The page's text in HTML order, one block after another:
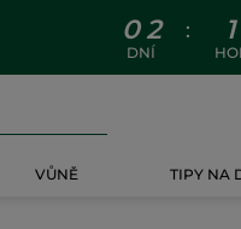
0 2
DNÍ
: 1
VŮNĚ TIPY NA